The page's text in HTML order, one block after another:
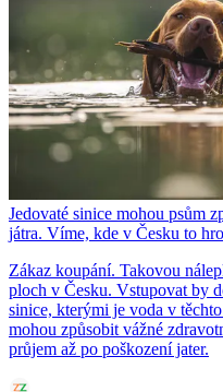
Jedovaté sinice mohou psům
játra. Víme, kde v Česku to
Zákaz koupání. Takovou
ploch v Česku. Vstupovat by
sinice, kterými je voda v
mohou způsobit vážné
průjem až po poškození jater.